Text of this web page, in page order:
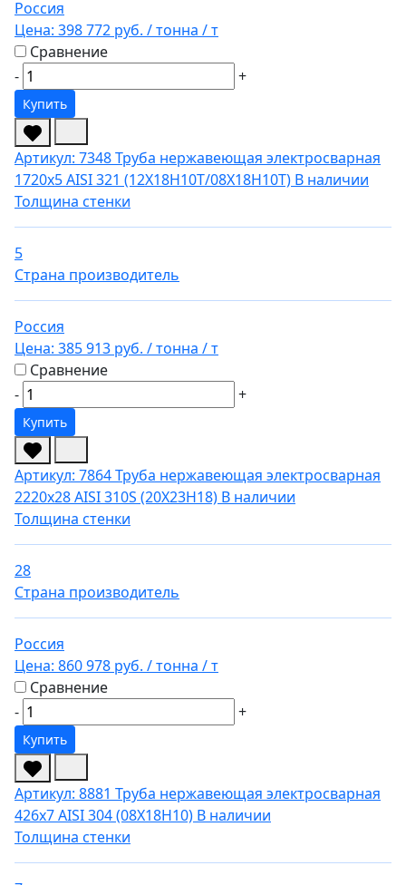
Россия
Цена: 398 772 руб. / тонна / т
Сравнение
-
+
Купить
Артикул: 7348Труба нержавеющая электросварная
1720х5 AISI 321 (12Х18Н10Т/08Х18Н10Т) В наличии
Толщина стенки
5
Страна производитель
Россия
Цена: 385 913 руб. / тонна / т
Сравнение
-
+
Купить
Артикул: 7864Труба нержавеющая электросварная
2220х28 AISI 310S (20Х23Н18) В наличии
Толщина стенки
28
Страна производитель
Россия
Цена: 860 978 руб. / тонна / т
Сравнение
-
+
Купить
Артикул: 8881 Труба нержавеющая электросварная
426х7 AISI 304 (08Х18Н10) В наличии
Толщина стенки